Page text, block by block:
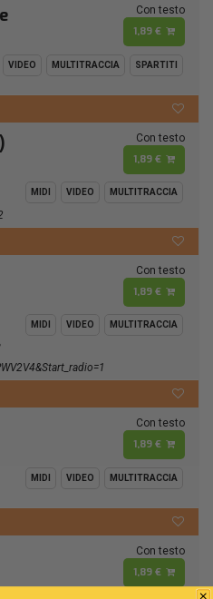
Con testo
1,89 €
VIDEO MULTITRACCIA SPARTITI
Con testo
1,89 €
MIDI VIDEO MULTITRACCIA
Con testo
1,89 €
MIDI VIDEO MULTITRACCIA
Con testo
1,89 €
MIDI VIDEO MULTITRACCIA
Con testo
1,89 €